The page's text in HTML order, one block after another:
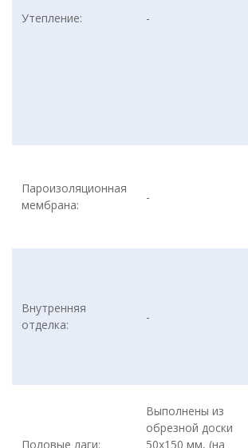
Утепление: -
Пароизоляционная
мембрана:
-
Внутренняя
отделка:
-
Половые лаги:
Выполнены из
обрезной доски
50х150 мм, (на